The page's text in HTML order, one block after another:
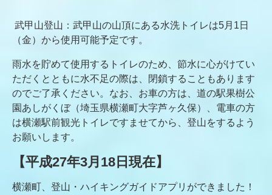
武甲山登山：武甲山の山頂にある水洗トイレは5月1日
（金）から使用可能予定です。
雨水を貯めて使用するトイレのため、節水に心がけてい
ただくとともに水不足の際は、閉鎖することもあります
のでご了承ください。なお、お車の方は、道の駅果樹公
園あしがくぼ（埼玉県横瀬町大字芦ヶ久保）、電車の方
は横瀬駅前観光トイレですませてから、登山をするよう
お願いします。
【平成27年3月18日現在】
横瀬町、登山・ハイキングガイドアプリができました！